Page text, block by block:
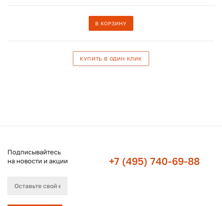
В КОРЗИНУ
КУПИТЬ В ОДИН КЛИК
Подписывайтесь
на новости и акции
+7 (495) 740-69-88